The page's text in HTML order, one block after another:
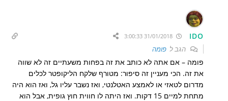
IDO
הגב לפומה
פומה – אם אתה לא כותב את זה בפחות משעתיים זה לא שווה
את זה. הכי מעניין זה סיפור: מטורף שלקח הליקופטר לכלים
מדרום לטאזי או לאמצע האטלנטי, ואז נשבר עליו גל, ואז הוא היה
מתחת למיים 15 דקות. ואז היתה לו חווית חוץ גופית, אבל הוא